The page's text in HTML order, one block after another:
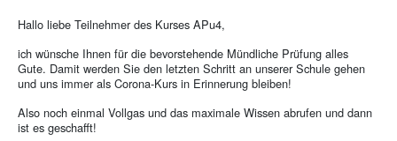
Hallo liebe Teilnehmer des Kurses APu4,
ich wünsche Ihnen für die bevorstehende Mündliche Prüfung alles
Gute. Damit werden Sie den letzten Schritt an unserer Schule gehen
und uns immer als Corona-Kurs in Erinnerung bleiben!
Also noch einmal Vollgas und das maximale Wissen abrufen und dann
ist es geschafft!